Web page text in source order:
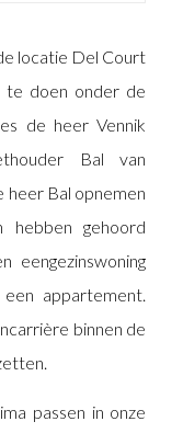
locatie Del Court
te doen onder de
de heer Vennik
Bal van
heer Bal opnemen
hebben gehoord
eengezinswoning
appartement.
binnen de
passen in onze